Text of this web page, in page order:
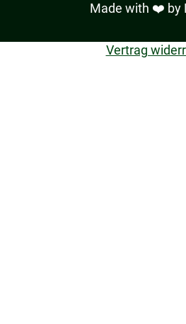
Made with ❤️ by
Vertrag